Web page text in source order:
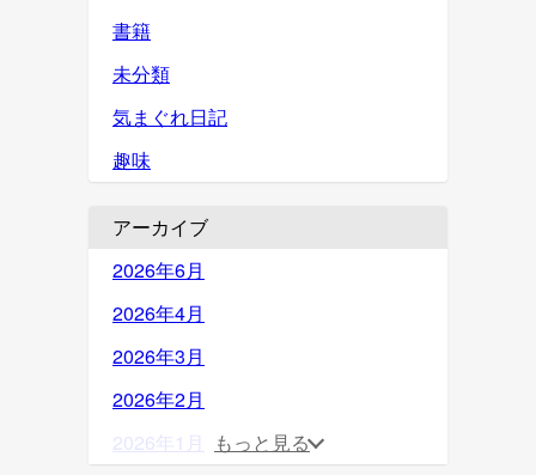
書籍
未分類
気まぐれ日記
趣味
アーカイブ
2026年6月
2026年4月
2026年3月
2026年2月
2026年1月
もっと見る